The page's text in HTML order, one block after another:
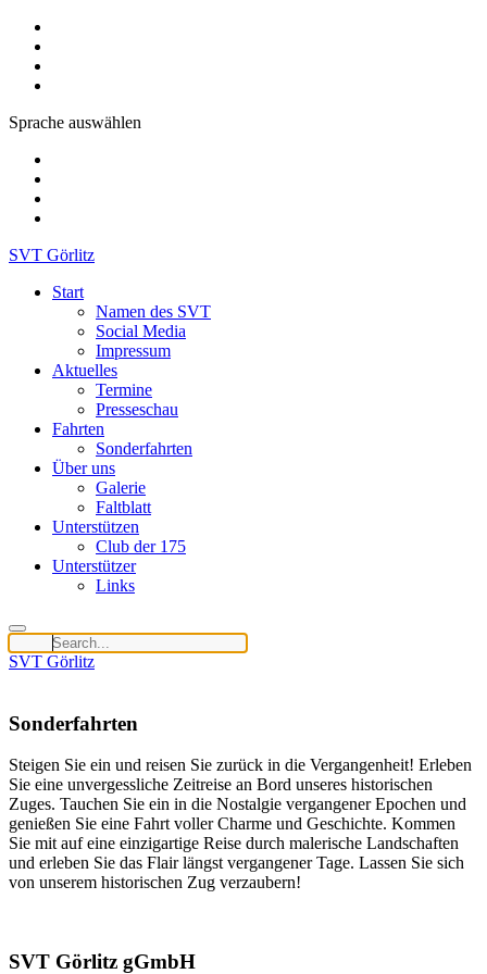
Sprache auswählen
SVT Görlitz
Start
Namen des SVT
Social Media
Impressum
Aktuelles
Termine
Presseschau
Fahrten
Sonderfahrten
Über uns
Galerie
Faltblatt
Unterstützen
Club der 175
Unterstützer
Links
SVT Görlitz
Sonderfahrten
Steigen Sie ein und reisen Sie zurück in die Vergangenheit! Erleben
Sie eine unvergessliche Zeitreise an Bord unseres historischen
Zuges. Tauchen Sie ein in die Nostalgie vergangener Epochen und
genießen Sie eine Fahrt voller Charme und Geschichte. Kommen
Sie mit auf eine einzigartige Reise durch malerische Landschaften
und erleben Sie das Flair längst vergangener Tage. Lassen Sie sich
von unserem historischen Zug verzaubern!
SVT Görlitz gGmbH
Wir nutzen Cookies auf unserer Website. Einige von ihnen sind
essenziell für den Betrieb der Seite, während andere uns helfen, diese
Website und die Nutzererfahrung zu verbessern (Tracking Cookies).
Sie können selbst entscheiden, ob Sie die Cookies zulassen möchten.
Bitte beachten Sie, dass bei einer Ablehnung womöglich nicht mehr
Weitere Informationen